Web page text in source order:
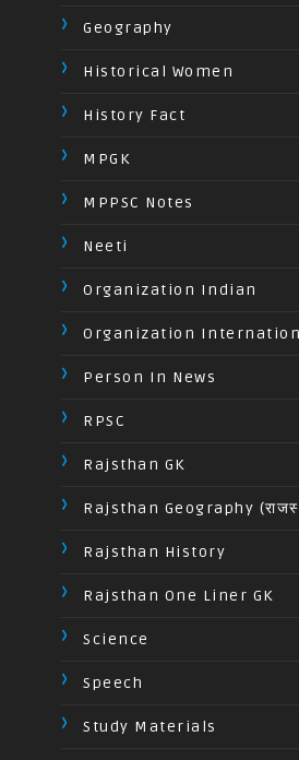
Geography
Historical Women
History Fact
MPGK
MPPSC Notes
Neeti
Organization Indian
Organization
Person In News
RPSC
Rajsthan GK
Rajsthan Geography
Rajsthan History
Rajsthan One Liner GK
Science
Speech
Study Materials